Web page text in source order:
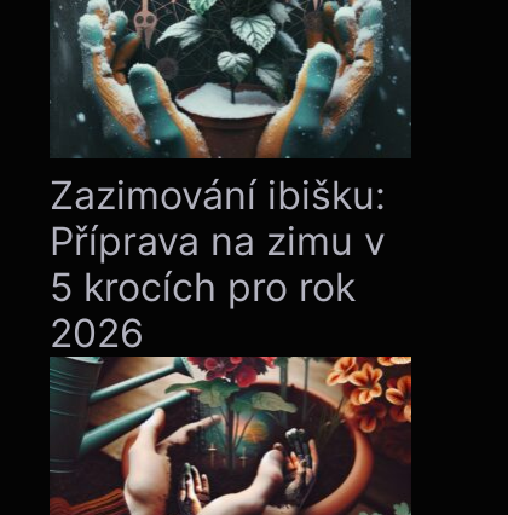
Zazimování ibišku:
Příprava na zimu v
5 krocích pro rok
2026